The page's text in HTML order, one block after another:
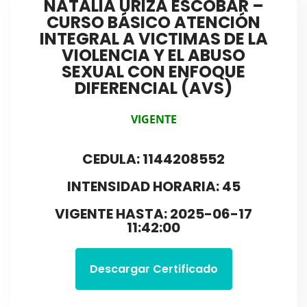
NATALIA URIZA ESCOBAR –
CURSO BÁSICO ATENCIÓN
INTEGRAL A VICTIMAS DE LA
VIOLENCIA Y EL ABUSO
SEXUAL CON ENFOQUE
DIFERENCIAL (AVS)
VIGENTE
CEDULA: 1144208552
INTENSIDAD HORARIA: 45
VIGENTE HASTA: 2025-06-17
11:42:00
Descargar Certificado